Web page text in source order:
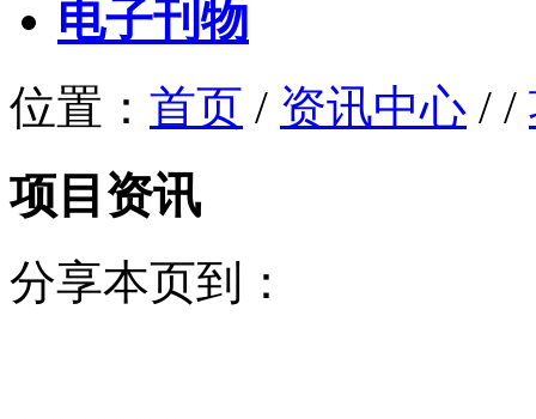
电子刊物
位置： 首页 / 资讯中心 / /
项目资讯
分享本页到：